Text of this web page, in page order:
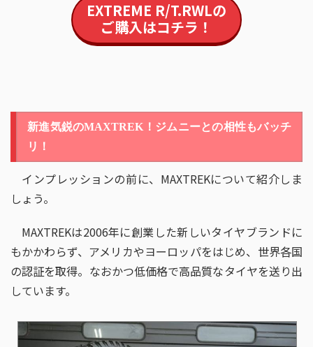
EXTREME R/T.RWLの
ご購入はコチラ！
新進気鋭のMAXTREK！ジムニーとの相性もバッチ
リ！
インプレッションの前に、MAXTREKについて紹介しま
しょう。
MAXTREKは2006年に創業した新しいタイヤブランドに
もかかわらず、アメリカやヨーロッパをはじめ、世界各国
の認証を取得。なおかつ低価格で高品質なタイヤを送り出
しています。